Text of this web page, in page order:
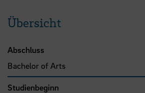
Übersicht
Abschluss
Bachelor of Arts
Studienbeginn